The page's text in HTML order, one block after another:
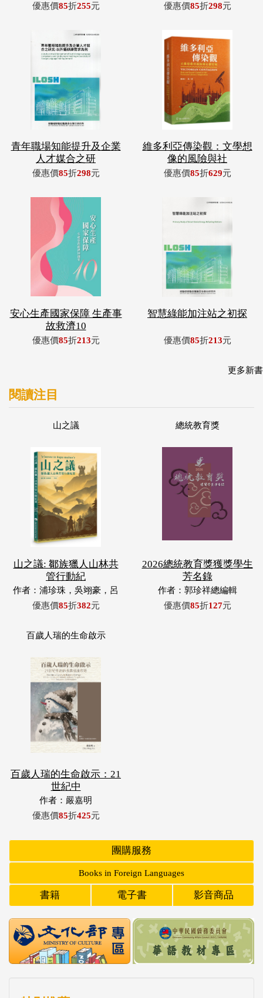
優惠價85折255元 優惠價85折298元
青年職場知能提升及企業
人才媒合之研
優惠價85折298元
維多利亞傳染觀：文學想
像的風險與社
優惠價85折629元
安心生產國家保障 生產事
故救濟10
優惠價85折213元
智慧綠能加注站之初探
優惠價85折213元
更多新書
閱讀注目
山之議
山之議: 鄒族獵人山林共
管行動紀
作者：浦珍珠，吳翊豪，呂
翊齊，張惠東，許玉青，王
優惠價85折382元
總統教育獎
2026總統教育獎獲獎學生
芳名錄
作者：郭珍祥總編輯
優惠價85折127元
百歲人瑞的生命啟示
百歲人瑞的生命啟示：21
世紀中
作者：嚴嘉明
優惠價85折425元
團購服務
Books in Foreign Languages
書籍 電子書 影音商品